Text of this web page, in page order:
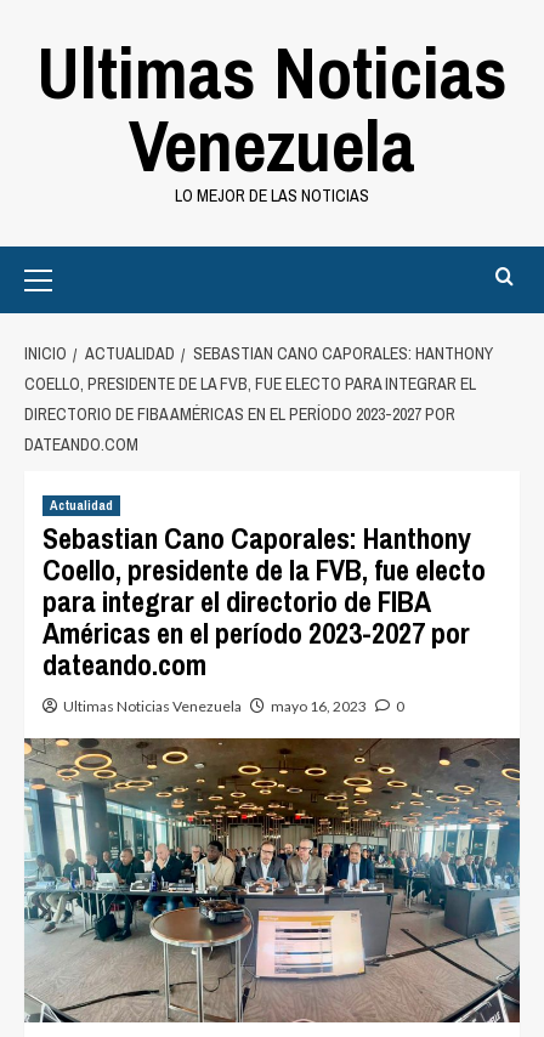
Ultimas Noticias
Venezuela
LO MEJOR DE LAS NOTICIAS
Menu
INICIO ACTUALIDAD
SEBASTIAN CANO CAPORALES: HANTHONY
COELLO, PRESIDENTE DE LA FVB, FUE ELECTO PARA INTEGRAR EL
DIRECTORIO DE FIBA AMÉRICAS EN EL PERÍODO 2023-2027 POR
DATEANDO.COM
Actualidad
Sebastian Cano Caporales: Hanthony
Coello, presidente de la FVB, fue electo
para integrar el directorio de FIBA
Américas en el período 2023-2027 por
dateando.com
Ultimas Noticias Venezuela mayo 16, 2023 0